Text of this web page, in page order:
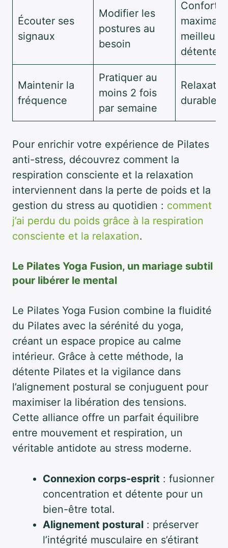
Écouter ses
signaux
Modifier les
postures au
besoin
Confort
maximal,
meilleure
détente
Maintenir la
fréquence
Pratiquer au
moins 2 fois
par semaine
durable
Pour enrichir votre expérience de Pilates
anti-stress, découvrez comment la
respiration consciente et la relaxation
interviennent dans la perte de poids et la
gestion du stress au quotidien : comment
j’ai perdu du poids grâce à la respiration
consciente et la relaxation.
Le Pilates Yoga Fusion, un mariage subtil
pour libérer le mental
Le Pilates Yoga Fusion combine la fluidité
du Pilates avec la sérénité du yoga,
créant un espace propice au calme
intérieur. Grâce à cette méthode, la
détente Pilates et la vigilance dans
l’alignement postural se conjuguent pour
maximiser la libération des tensions.
Cette alliance offre un parfait équilibre
entre mouvement et respiration, un
véritable antidote au stress moderne.
Connexion corps-esprit : fusionner
concentration et détente pour un
bien-être total.
Alignement postural : préserver
l’intégrité musculaire en s’étirant